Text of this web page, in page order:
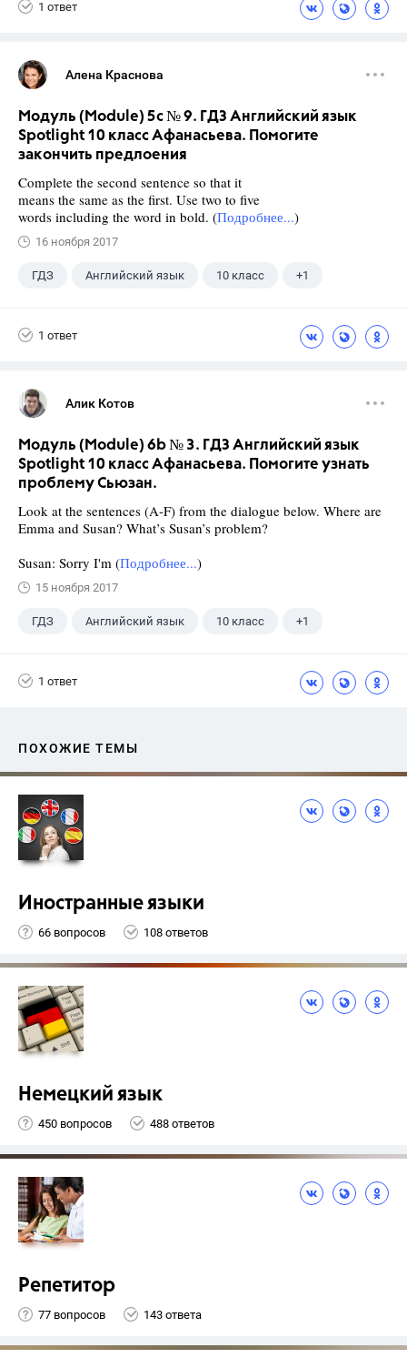
1 ответ
Алена Краснова
Модуль (Module) 5c № 9. ГДЗ Английский язык
Spotlight 10 класс Афанасьева. Помогите
закончить предлоения
Complete the second sentence so that it
means the same as the first. Use two to five
words including the word in bold. (Подробнее...)
16 ноября 2017
ГДЗ Английский язык 10 класс +1
1 ответ
Алик Котов
Модуль (Module) 6b № 3. ГДЗ Английский язык
Spotlight 10 класс Афанасьева. Помогите узнать
проблему Сьюзан.
Look at the sentences (A-F) from the dialogue below. Where are
Emma and Susan? What’s Susan’s problem?
Susan: Sorry I'm (Подробнее...)
15 ноября 2017
ГДЗ Английский язык 10 класс +1
1 ответ
ПОХОЖИЕ ТЕМЫ
Иностранные языки
66 вопросов 108 ответов
Немецкий язык
450 вопросов 488 ответов
Репетитор
77 вопросов 143 ответа